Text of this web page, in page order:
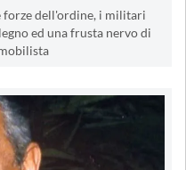
forze dell'ordine, i militari
ed una frusta nervo di